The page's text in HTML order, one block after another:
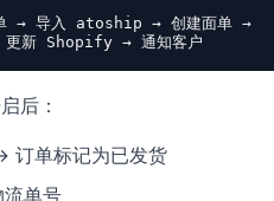
→ 导入 atoship → 创建面单 →
后：
订单标记为已发货
流单号